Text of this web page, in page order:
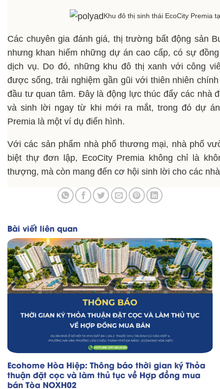
Khu đô thị sinh thái EcoCity Premia
Các chuyên gia đánh giá, thị trường bất động sản
nhưng khan hiếm những dự án cao cấp, có sự
dịch vụ. Do đó, những khu đô thị xanh với công
được sống, trải nghiệm gần gũi với thiên nhiên
đầu tư quan tâm. Đây là động lực thúc đẩy các nhà
và sinh lời ngay từ khi mới ra mắt, trong đó dự
Premia là một ví dụ điển hình.
Với các sản phẩm nhà phố thương mại, nhà phố
biệt thự đơn lập, EcoCity Premia không chỉ là
thượng, mà còn mang đến cơ hội sinh lời cho các
Bài viết liên quan
Ecohome Hòa Hiệp: Thông báo thời gian ký Thỏa
thuận đặt cọc và làm thủ tục về Hợp đồng mua
bán Tòa NOXH02